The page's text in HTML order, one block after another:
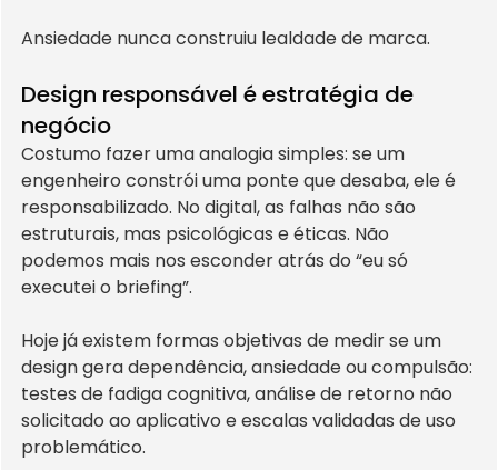
Ansiedade nunca construiu lealdade de marca.
Design responsável é estratégia de
negócio
Costumo fazer uma analogia simples: se um
engenheiro constrói uma ponte que desaba, ele é
responsabilizado. No digital, as falhas não são
estruturais, mas psicológicas e éticas. Não
podemos mais nos esconder atrás do “eu só
executei o briefing”.
Hoje já existem formas objetivas de medir se um
design gera dependência, ansiedade ou compulsão:
testes de fadiga cognitiva, análise de retorno não
solicitado ao aplicativo e escalas validadas de uso
problemático.